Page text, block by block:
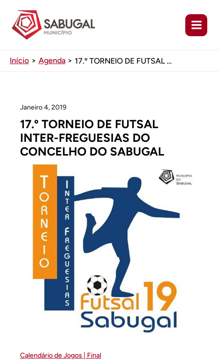
conteúdo
Início Agenda 17.º TORNEIO DE FUTSAL INTER-FREGUESIAS DO CONCELHO DO SABUGAL
Janeiro 4, 2019
17.º TORNEIO DE FUTSAL
INTER-FREGUESIAS DO
CONCELHO DO SABUGAL
Calendário de Jogos | Final